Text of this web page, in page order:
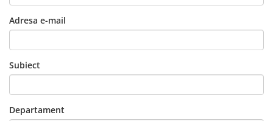
Adresa e-mail
Subiect
Departament